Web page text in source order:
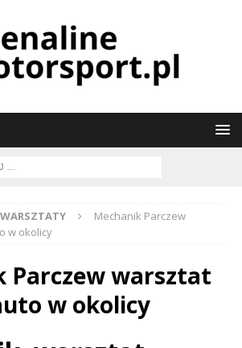
WARSZTATY
Mechanik Parczew
w okolicy
Parczew warsztat
w okolicy